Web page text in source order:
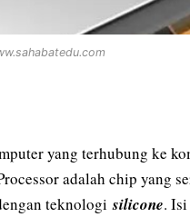
yang terhubung ke
adalah chip yang
teknologisilicone.